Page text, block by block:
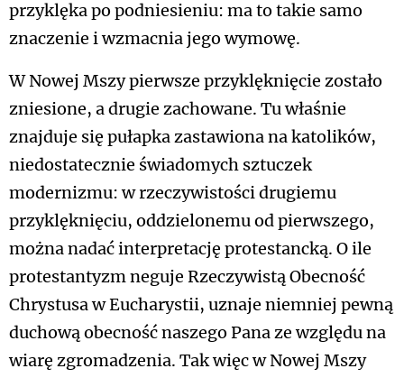
przyklęka po podniesieniu: ma to takie samo
znaczenie i wzmacnia jego wymowę.
W Nowej Mszy pierwsze przyklęknięcie zostało
zniesione, a drugie zachowane. Tu właśnie
znajduje się pułapka zastawiona na katolików,
niedostatecznie świadomych sztuczek
modernizmu: w rzeczywistości drugiemu
przyklęknięciu, oddzielonemu od pierwszego,
można nadać interpretację protestancką. O ile
protestantyzm neguje Rzeczywistą Obecność
Chrystusa w Eucharystii, uznaje niemniej pewną
duchową obecność naszego Pana ze względu na
wiarę zgromadzenia. Tak więc w Nowej Mszy